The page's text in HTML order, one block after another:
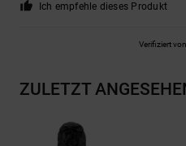
Ich empfehle dieses Produkt
Verifiziert von
ZULETZT